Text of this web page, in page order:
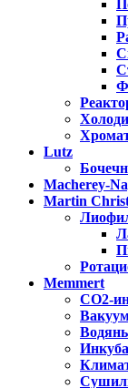
Lutz
Macherey-
Martin
Memmert
CO2-